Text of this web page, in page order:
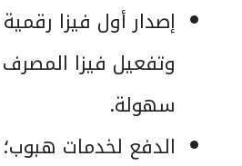
إصدار أول فيزا
وتفعيل فيزا
سهولة.
الدفع لخدمات هبوب؛